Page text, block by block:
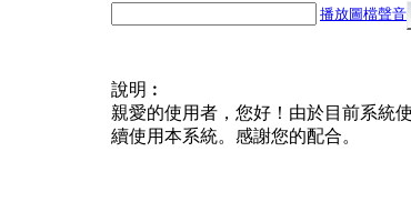
播放圖檔聲音
說明︰
親愛的使用者，您好！由於目前系統
續使用本系統。感謝您的配合。